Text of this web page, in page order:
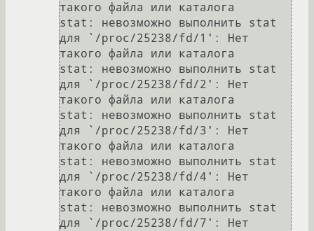
такого файла или каталога
stat: невозможно выполнить stat
для `/proc/25238/fd/1': Нет
такого файла или каталога
stat: невозможно выполнить stat
для `/proc/25238/fd/2': Нет
такого файла или каталога
stat: невозможно выполнить stat
для `/proc/25238/fd/3': Нет
такого файла или каталога
stat: невозможно выполнить stat
для `/proc/25238/fd/4': Нет
такого файла или каталога
stat: невозможно выполнить stat
для `/proc/25238/fd/7': Нет